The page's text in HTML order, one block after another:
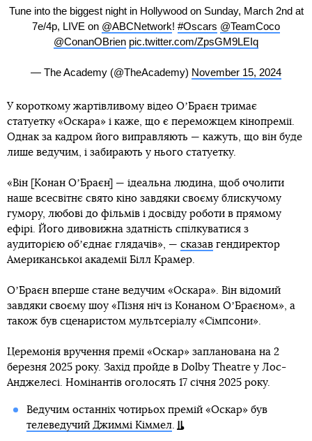
Tune into the biggest night in Hollywood on Sunday, March 2nd at
7e/4p, LIVE on @ABCNetwork! #Oscars @TeamCoco
@ConanOBrien pic.twitter.com/ZpsGM9LEIq
— The Academy (@TheAcademy) November 15, 2024
У короткому жартівливому відео ОʼБраєн тримає
статуетку «Оскара» і каже, що є переможцем кінопремії.
Однак за кадром його виправляють — кажуть, що він буде
лише ведучим, і забирають у нього статуетку.
«Він [Конан ОʼБраєн] — ідеальна людина, щоб очолити
наше всесвітнє свято кіно завдяки своєму блискучому
гумору, любові до фільмів і досвіду роботи в прямому
ефірі. Його дивовижна здатність спілкуватися з
аудиторією обʼєднає глядачів», — сказав гендиректор
Американської академії Білл Крамер.
ОʼБраєн вперше стане ведучим «Оскара». Він відомий
завдяки своєму шоу «Пізня ніч із Конаном ОʼБраєном», а
також був сценаристом мультсеріалу «Сімпсони».
Церемонія вручення премії «Оскар» запланована на 2
березня 2025 року. Захід пройде в Dolby Theatre у Лос-
Анджелесі. Номінантів оголосять 17 січня 2025 року.
Ведучим останніх чотирьох премій «Оскар» був
телеведучий Джиммі Кіммел.